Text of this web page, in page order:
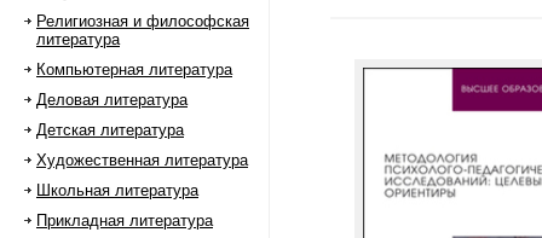
Религиозная и философская
литература
Компьютерная литература
Деловая литература
Детская литература
Художественная литература
Школьная литература
Прикладная литература